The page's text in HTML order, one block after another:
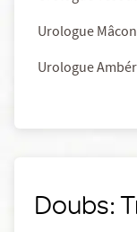
Urologue
Urologue
Doubs: